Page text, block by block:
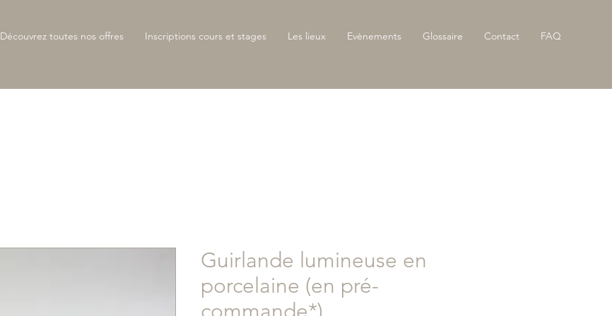
Découvrez toutes nos offres Inscriptions cours et stages Les lieux Evènements Glossaire Contact FAQ
Guirlande lumineuse en
porcelaine (en pré-